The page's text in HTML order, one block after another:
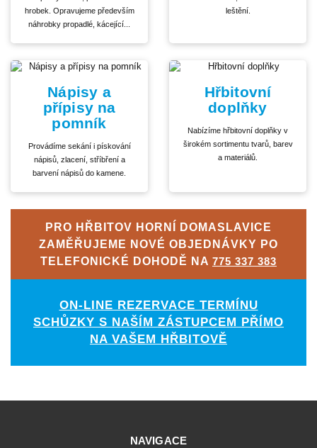
hrobek. Opravujeme především
náhrobky propadlé, kácející...
leštění.
Nápisy a
přípisy na
pomník
Provádíme sekání i pískování
nápisů, zlacení, stříbření a
barvení nápisů do kamene.
Hřbitovní
doplňky
Nabízíme hřbitovní doplňky v
širokém sortimentu tvarů, barev
a materiálů.
PRO HŘBITOV HORNÍ DOMASLAVICE
ZAMĚŘUJEME NOVÉ OBJEDNÁVKY PO
TELEFONICKÉ DOHODĚ NA 775 337 383
ON-LINE REZERVACE TERMÍNU
SCHŮZKY S NAŠÍM ZÁSTUPCEM PŘÍMO
NA VAŠEM HŘBITOVĚ
NAVIGACE